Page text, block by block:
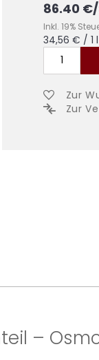
86.40 €
Inkl. 19%
34,56 € / 1 l
Zur
Zur
–